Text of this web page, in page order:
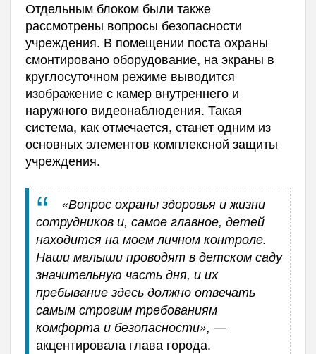
Отдельным блоком были также
рассмотрены вопросы безопасности
учреждения. В помещении поста охраны
смонтировано оборудование, на экраны в
круглосуточном режиме выводится
изображение с камер внутреннего и
наружного видеонаблюдения. Такая
система, как отмечается, станет одним из
основных элементов комплексной защиты
учреждения.
«Вопрос охраны здоровья и жизни
сотрудников и, самое главное, детей
находится на моем личном контроле.
Наши малыши проводят в детском саду
значительную часть дня, и их
пребывание здесь должно отвечать
самым строгим требованиям
комфорта и безопасности», —
акцентировала глава города.